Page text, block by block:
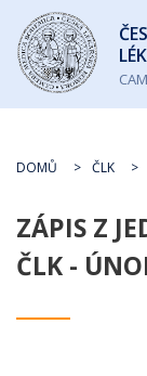
Česká
lékařská
komora
DOMŮ ČLK
ZÁPIS Z
ČLK -